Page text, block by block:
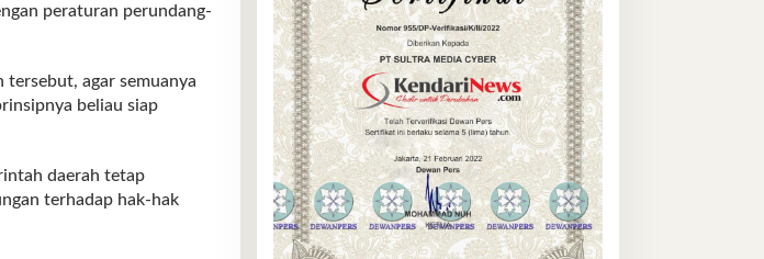
peraturan perundang-
agar semuanya
beliau siap
daerah tetap
terhadap hak-hak